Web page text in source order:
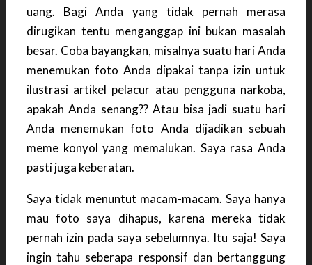
uang. Bagi Anda yang tidak pernah merasa
dirugikan tentu menganggap ini bukan masalah
besar. Coba bayangkan, misalnya suatu hari Anda
menemukan foto Anda dipakai tanpa izin untuk
ilustrasi artikel pelacur atau pengguna narkoba,
apakah Anda senang?? Atau bisa jadi suatu hari
Anda menemukan foto Anda dijadikan sebuah
meme konyol yang memalukan. Saya rasa Anda
pasti juga keberatan.
Saya tidak menuntut macam-macam. Saya hanya
mau foto saya dihapus, karena mereka tidak
pernah izin pada saya sebelumnya. Itu saja! Saya
ingin tahu seberapa responsif dan bertanggung